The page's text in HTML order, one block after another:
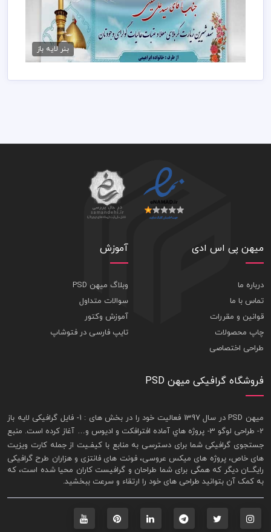
بنر خیر مقدم کربلا psd
75,000 تومان
بنر لایه باز
میهن پی اس ادی
درباره ما
تماس با ما
قوانین و مقررات
چاپ محصولات
طراحی اختصاصی
آموزش
وبلاگ میهن PSD
سوالات متداول
آموزش وکتور
تایپ فارسی در فتوشاپ
فروشگاه گرافیکی میهن PSD
ميهن PSD در سال 1397 فعاليت خود را در بخش های : 1-
فايل گرافيکی لايه باز
2- طراحی لوگو 3- پروژه هاي آماده افترافکت و اديوس و… آغاز کرده است. منبع
جستجوی گرافيکی شما برای دسترسی به منابع با کيفـيت از جملهکارت ويزيت
های خاص، پروژه های ميکس عروسی، فونت های فانتزی و هزاران طرح گرافیکی
رايگــان ديگر که همگی برای شما طراحان و گرافيست کاران محيا شده است، که
به کمک آن بتوانيد طراحی های خود را ارتقاء و سرعت ببخشيد.